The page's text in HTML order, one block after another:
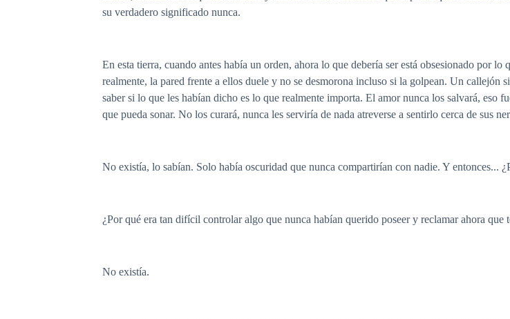
su verdadero significado nunca.
En esta tierra, cuando antes había un orden, ahora lo que debería ser está obsesionado por
realmente, la pared frente a ellos duele y no se desmorona incluso si la golpean. Un callejón
saber si lo que les habían dicho es lo que realmente importa. El amor nunca los salvará, eso
que pueda sonar. No los curará, nunca les serviría de nada atreverse a sentirlo cerca de sus
No existía, lo sabían. Solo había oscuridad que nunca compartirían con nadie. Y entonces...
¿Por qué era tan difícil controlar algo que nunca habían querido poseer y reclamar ahora que
No existía.